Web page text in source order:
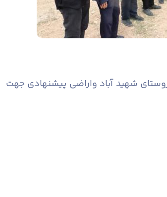
شهید آباد واراضی پیشنهادی جهت